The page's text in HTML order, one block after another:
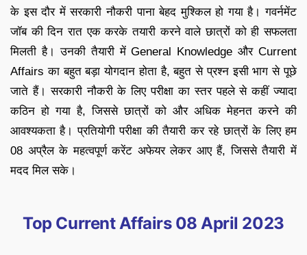
के इस दौर में सरकारी नौकरी पाना बेहद मुश्किल हो गया है। गवर्नमेंट
जॉब की दिन रात एक करके तयारी करने वाले छात्रों को ही सफलता
मिलती है। उनकी तैयारी में General Knowledge और Current
Affairs का बहुत बड़ा योगदान होता है, बहुत से प्रश्न इसी भाग से पूछे
जाते हैं। सरकारी नौकरी के लिए परीक्षा का स्तर पहले से कहीं ज्यादा
कठिन हो गया है, जिससे छात्रों को और अधिक मेहनत करने की
आवश्यकता है। प्रतियोगी परीक्षा की तैयारी कर रहे छात्रों के लिए हम
08 अप्रैल के महत्वपूर्ण करेंट अफेयर लेकर आए हैं, जिससे तैयारी में
मदद मिल सके।
Top Current Affairs 08 April 2023